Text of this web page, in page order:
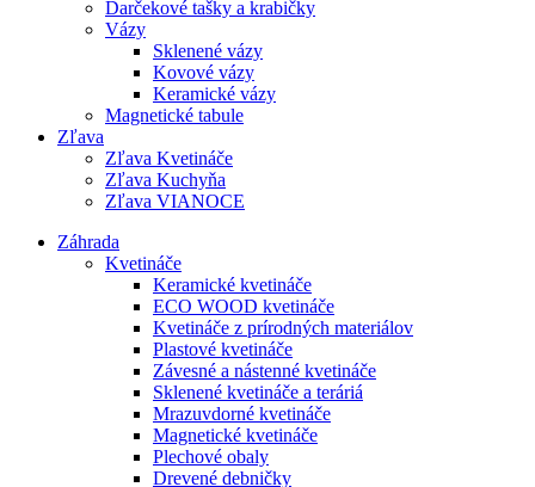
Darčekové tašky a krabičky
Vázy
Sklenené vázy
Kovové vázy
Keramické vázy
Magnetické tabule
Zľava
Zľava Kvetináče
Zľava Kuchyňa
Zľava VIANOCE
Záhrada
Kvetináče
Keramické kvetináče
ECO WOOD kvetináče
Kvetináče z prírodných materiálov
Plastové kvetináče
Závesné a nástenné kvetináče
Sklenené kvetináče a teráriá
Mrazuvdorné kvetináče
Magnetické kvetináče
Plechové obaly
Drevené debničky